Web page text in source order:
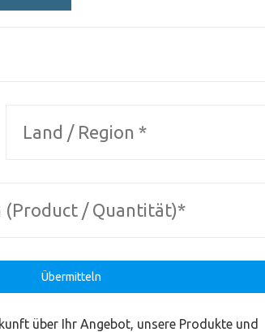
über Ihr Angebot, unsere Produkte und